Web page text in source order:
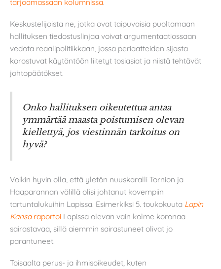
tarjoamassaan kolumnissa.
Keskustelijoista ne, jotka ovat taipuvaisia puoltamaan
hallituksen tiedostuslinjaa voivat argumentaatiossaan
vedota reaalipolitiikkaan, jossa periaatteiden sijasta
korostuvat käytäntöön liitetyt tosiasiat ja niistä tehtävät
johtopäätökset.
Onko hallituksen oikeutettua antaa
ymmärtää maasta poistumisen olevan
kiellettyä, jos viestinnän tarkoitus on
hyvä?
Voikin hyvin olla, että yletön nuuskaralli Tornion ja
Haaparannan välillä olisi johtanut kovempiin
tartuntalukuihin Lapissa. Esimerkiksi 5. toukokuuta Lapin
Kansaraportoi Lapissa olevan vain kolme koronaa
sairastavaa, sillä aiemmin sairastuneet olivat jo
parantuneet.
Toisaalta perus- ja ihmisoikeudet, kuten